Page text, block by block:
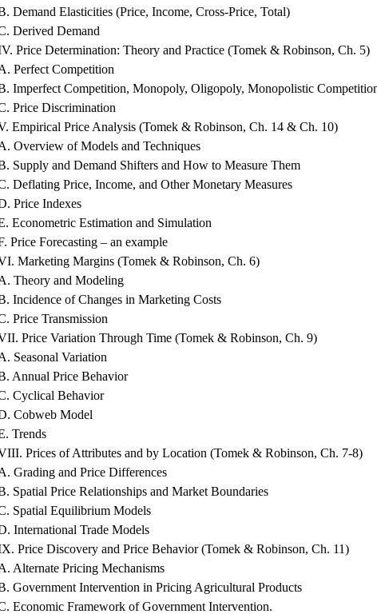
Demand Elasticities (Price, Income, Cross-Price, Total)
Derived Demand
Price Determination: Theory and Practice (Tomek & Robinson, Ch. 5)
Perfect Competition
Imperfect Competition, Monopoly, Oligopoly, Monopolistic
Price Discrimination
Empirical Price Analysis (Tomek & Robinson, Ch. 14 & Ch. 10)
Overview of Models and Techniques
Supply and Demand Shifters and How to Measure Them
Deflating Price, Income, and Other Monetary Measures
Price Indexes
Econometric Estimation and Simulation
Price Forecasting – an example
Marketing Margins (Tomek & Robinson, Ch. 6)
Theory and Modeling
Incidence of Changes in Marketing Costs
Price Transmission
Price Variation Through Time (Tomek & Robinson, Ch. 9)
Seasonal Variation
Annual Price Behavior
Cyclical Behavior
Cobweb Model
Trends
Prices of Attributes and by Location (Tomek & Robinson, Ch. 7-8)
Grading and Price Differences
Spatial Price Relationships and Market Boundaries
Spatial Equilibrium Models
International Trade Models
Price Discovery and Price Behavior (Tomek & Robinson, Ch. 11)
Alternate Pricing Mechanisms
Government Intervention in Pricing Agricultural Products
Economic Framework of Government Intervention.